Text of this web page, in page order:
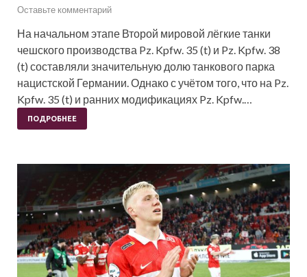
Оставьте комментарий
На начальном этапе Второй мировой лёгкие танки
чешского производства Pz. Kpfw. 35 (t) и Pz. Kpfw. 38
(t) составляли значительную долю танкового парка
нацистской Германии. Однако с учётом того, что на Pz.
Kpfw. 35 (t) и ранних модификациях Pz. Kpfw.…
ПОДРОБНЕЕ